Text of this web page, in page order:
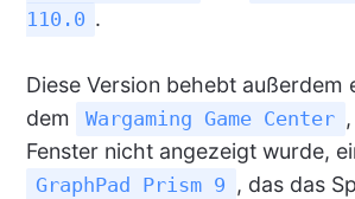
110.0 .
Diese Version behebt außerdem
dem
Wargaming Game Center
Fenster nicht angezeigt wurde,
GraphPad Prism 9 , das das